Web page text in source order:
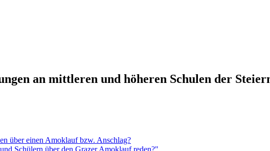
an mittleren und höheren Schulen der
über einen Amoklauf bzw. Anschlag?
Schülern über den Grazer Amoklauf reden?"